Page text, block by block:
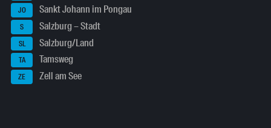
JO Sankt Johann im Pongau
S Salzburg – Stadt
SL Salzburg/Land
TA Tamsweg
ZE Zell am See